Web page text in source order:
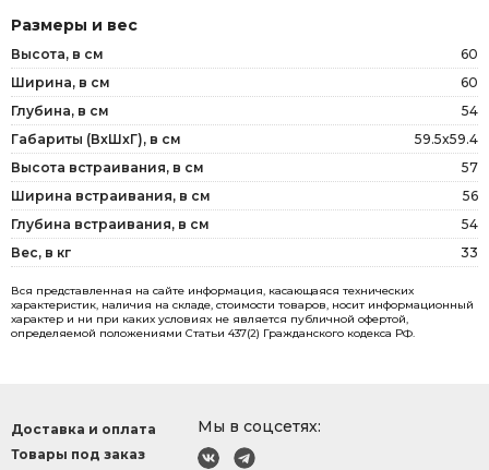
Размеры и вес
Высота, в см
60
Ширина, в см
60
Глубина, в см
54
Габариты (ВxШxГ), в см
59.5x59.4
Высота встраивания, в см
57
Ширина встраивания, в см
56
Глубина встраивания, в см
54
Вес, в кг
33
Вся представленная на сайте информация, касающаяся технических
характеристик, наличия на складе, стоимости товаров, носит информационный
характер и ни при каких условиях не является публичной офертой,
определяемой положениями Статьи 437(2) Гражданского кодекса РФ.
Мы в соцсетях:
Доставка и оплата
Товары под заказ